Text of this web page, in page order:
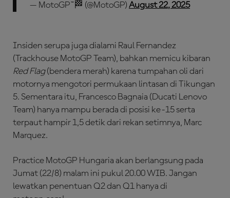
— MotoGP™🏁 (@MotoGP) August 22, 2025
Insiden serupa juga dialami Raul Fernandez
(Trackhouse MotoGP Team), bahkan memicu kibaran
Red Flag(bendera merah) karena tumpahan oli dari
motornya mengotori permukaan lintasan di Tikungan
5. Sementara itu, Francesco Bagnaia (Ducati Lenovo
Team) hanya mampu berada di posisi ke-15 serta
terpaut hampir 1,5 detik dari rekan setimnya, Marc
Marquez.
Practice MotoGP Hungaria akan berlangsung pada
Jumat (22/8) malam ini pukul 20.00 WIB. Jangan
lewatkan penentuan Q2 dan Q1 hanya di